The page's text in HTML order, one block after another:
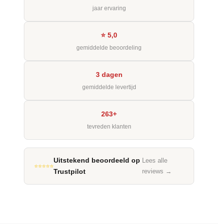
jaar ervaring
⭐ 5,0
gemiddelde beoordeling
3 dagen
gemiddelde levertijd
263+
tevreden klanten
⭐⭐⭐⭐⭐
Uitstekend beoordeeld op
Trustpilot
Lees alle
reviews →